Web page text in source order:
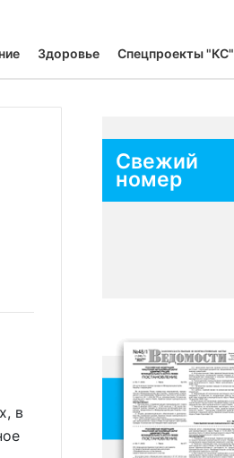
Здоровье Спецпроекты "КС"
в
Свежий
номер